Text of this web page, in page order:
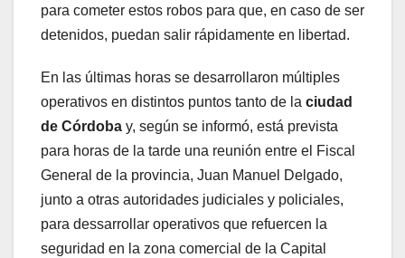
para cometer estos robos para que, en caso de ser
detenidos, puedan salir rápidamente en libertad.
En las últimas horas se desarrollaron múltiples
operativos en distintos puntos tanto de la ciudad
de Córdoba y, según se informó, está prevista
para horas de la tarde una reunión entre el Fiscal
General de la provincia, Juan Manuel Delgado,
junto a otras autoridades judiciales y policiales,
para dessarrollar operativos que refuercen la
seguridad en la zona comercial de la Capital